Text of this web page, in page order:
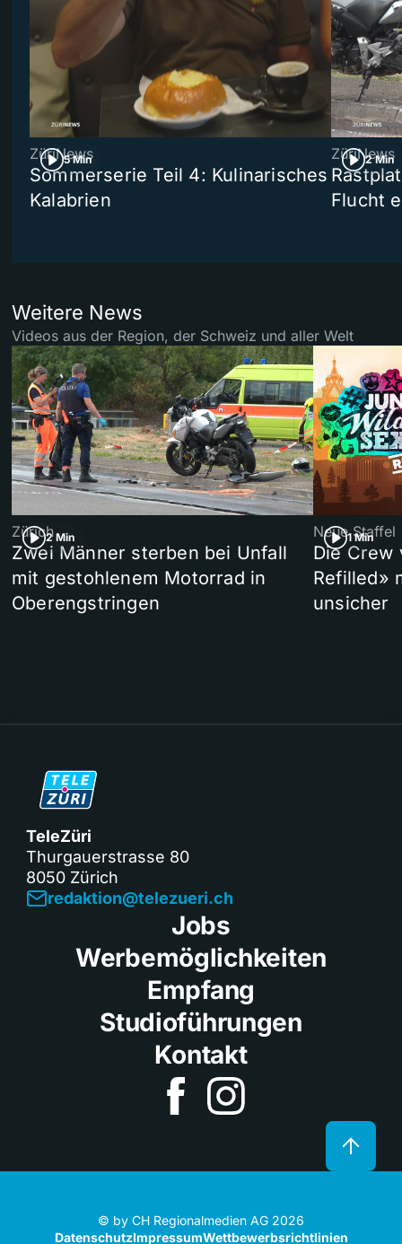
5 Min
ZüriNews
Sommerserie Teil 4: Kulinarisches
Kalabrien
2 Min
ZüriNews
Flucht
Weitere News
Videos aus der Region, der Schweiz und aller Welt
2 Min
Zürich
Zwei Männer sterben bei Unfall
mit gestohlenem Motorrad in
Oberengstringen
1 Min
Neue Staffel
Die Crew
Refilled»
unsicher
TeleZüri
Thurgauerstrasse 80
8050 Zürich
redaktion@telezueri.ch
Jobs
Werbemöglichkeiten
Empfang
Studioführungen
Kontakt
© by CH Regionalmedien AG 2026
DatenschutzImpressumWettbewerbsrichtlinien